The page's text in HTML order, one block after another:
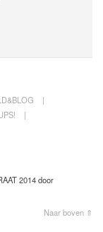
2014 door
Naar boven ⇑